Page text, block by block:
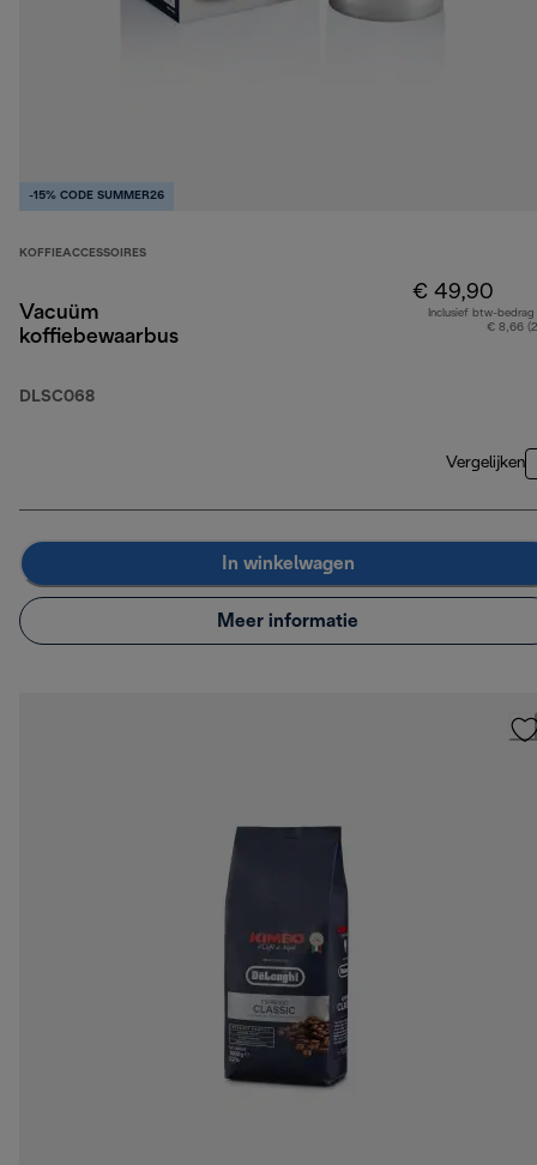
-15% CODE SUMMER26
KOFFIEACCESSOIRES
Vacuüm
koffiebewaarbus
DLSC068
€ 49,90
Inclusief btw-bedrag
€ 8,66
Vergelijken
In winkelwagen
Meer informatie